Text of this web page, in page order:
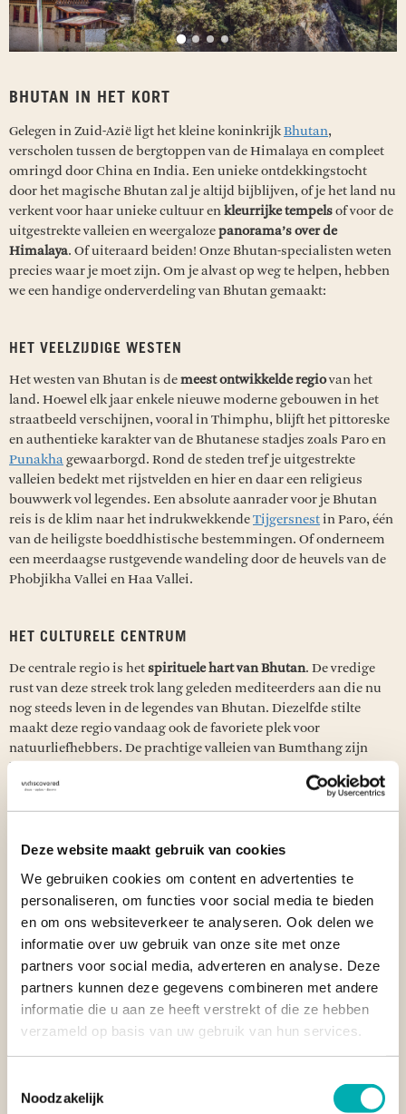
Deze website maakt gebruik van cookies
We gebruiken cookies om content en advertenties te
personaliseren, om functies voor social media te bieden
en om ons websiteverkeer te analyseren. Ook delen we
informatie over uw gebruik van onze site met onze
partners voor social media, adverteren en analyse. Deze
partners kunnen deze gegevens combineren met andere
informatie die u aan ze heeft verstrekt of die ze hebben
verzameld op basis van uw gebruik van hun services.
Noodzakelijk
BHUTAN IN HET KORT
Gelegen in Zuid-Azië ligt het kleine koninkrijkBhutan,
verscholen tussen de bergtoppen van de Himalaya en compleet
omringd door China en India. Een unieke ontdekkingstocht
door het magische Bhutan zal je altijd bijblijven, of je het land nu
verkent voor haar unieke cultuur enkleurrijke tempelsof voor de
uitgestrekte valleien en weergalozepanorama’s over de
Himalaya. Of uiteraard beiden! Onze Bhutan-specialisten weten
precies waar je moet zijn. Om je alvast op weg te helpen, hebben
we een handige onderverdeling van Bhutan gemaakt:
HET VEELZIJDIGE WESTEN
Het westen van Bhutan is demeest ontwikkelde regiovan het
land. Hoewel elk jaar enkele nieuwe moderne gebouwen in het
straatbeeld verschijnen, vooral in Thimphu, blijft het pittoreske
en authentieke karakter van de Bhutanese stadjes zoals Paro en
Punakhagewaarborgd. Rond de steden tref je uitgestrekte
valleien bedekt met rijstvelden en hier en daar een religieus
bouwwerk vol legendes. Een absolute aanrader voor je Bhutan
reis is de klim naar het indrukwekkendeTijgersnestin Paro, één
van de heiligste boeddhistische bestemmingen. Of onderneem
een meerdaagse rustgevende wandeling door de heuvels van de
Phobjikha Vallei en Haa Vallei.
HET CULTURELE CENTRUM
De centrale regio is hetspirituele hart van Bhutan. De vredige
rust van deze streek trok lang geleden mediteerders aan die nu
nog steeds leven in de legendes van Bhutan. Diezelfde stilte
maakt deze regio vandaag ook de favoriete plek voor
natuurliefhebbers. De prachtige valleien van Bumthang zijn
kenmerkend voor Centraal-Bhutan. Het rurale gebied leent zich
uitstekend voor korte en lange wandelingen langs authentieke
bergdorpjes en eeuwenoude kloosters. Terwijl je door de enorme
Als je meer afzakt naar het Royal Manas National Park in het
Bengaalse tijger en de gouden langoeraap.
HET ONBEKENDE OOSTEN
Het oosten van Bhutan is voor velen een onbekende regio
perfect maakt voor reizigers die Bhutan in haar puurste vorm
willen verkennen. In het oosten draait het dagelijkse leven vooral
rond rijstproductie en weefkunst. Beleef het Bhutanese leven als
geen ander tijdens een overnachting in een boerderijtje van een
spectaculaire onherbergzame landschappen van Mongar en